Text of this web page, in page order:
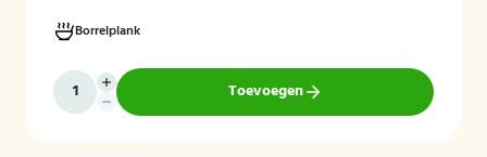
Borrelplank
Toevoegen